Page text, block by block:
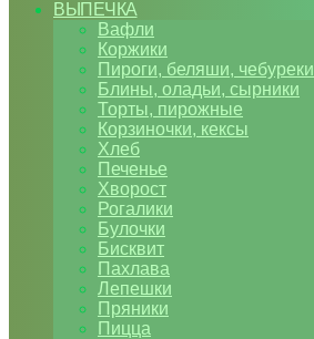
ВЫПЕЧКА
Вафли
Коржики
Пироги, беляши, чебуреки
Блины, оладьи, сырники
Торты, пирожные
Корзиночки, кексы
Хлеб
Печенье
Хворост
Рогалики
Булочки
Бисквит
Пахлава
Лепешки
Пряники
Пицца